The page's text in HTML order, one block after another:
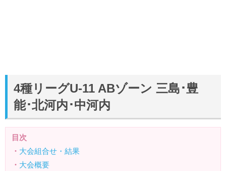
4種リーグU-11 ABゾーン 三島･豊
能･北河内･中河内
目次
・ 大会組合せ・結果
・ 大会概要